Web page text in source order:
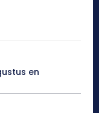
en